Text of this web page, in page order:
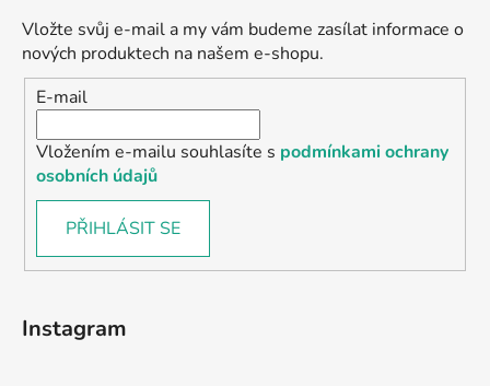
Vložte svůj e-mail a my vám budeme zasílat informace o
nových produktech na našem e-shopu.
E-mail
Vložením e-mailu souhlasíte s podmínkami ochrany
osobních údajů
PŘIHLÁSIT SE
Instagram